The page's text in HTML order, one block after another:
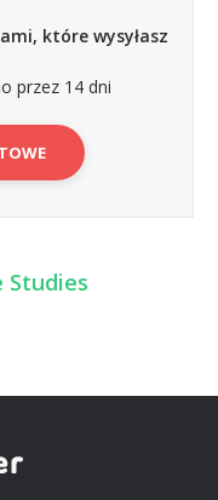
które wysyłasz
przez 14 dni
Studies